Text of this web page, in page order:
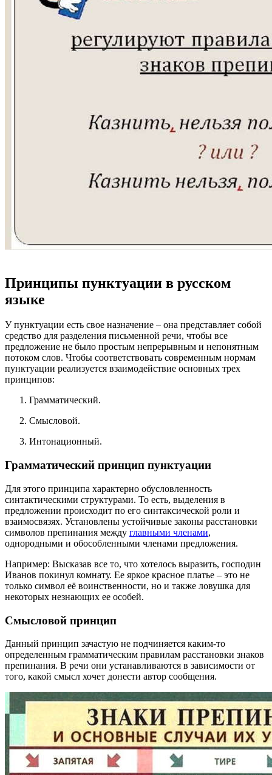
Принципы пунктуации в русском
языке
У пунктуации есть свое назначение – она представляет собой
средство для разделения письменной речи, чтобы все
предложение не было простым непрерывным и непонятным
потоком слов. Чтобы соответствовать современным нормам
пунктуации реализуется взаимодействие основных трех
принципов:
Грамматический.
Смысловой.
Интонационный.
Грамматический принцип пунктуации
Для этого принципа характерно обусловленность
синтактическими структурами. То есть, выделения в
предложении происходит по его синтаксической роли и
взаимосвязях. Установлены устойчивые законы расстановки
символов препинания между главными членами,
однородными и обособленными членами предложения.
Например: Высказав все то, что хотелось выразить, господин
Иванов покинул комнату. Ее яркое красное платье – это не
только символ её воинственности, но и также ловушка для
некоторых незнающих ее особей.
Смысловой принцип
Данный принцип зачастую не подчиняется каким-то
определенным грамматическим правилам расстановки знаков
препинания. В речи они устанавливаются в зависимости от
того, какой смысл хочет донести автор сообщения.